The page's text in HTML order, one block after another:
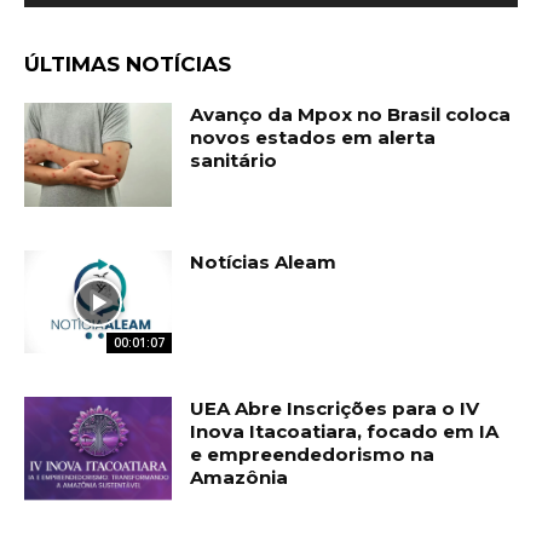
ÚLTIMAS NOTÍCIAS
Avanço da Mpox no Brasil coloca
novos estados em alerta
sanitário
00:01:07
Notícias Aleam
UEA Abre Inscrições para o IV
Inova Itacoatiara, focado em IA
e empreendedorismo na
Amazônia